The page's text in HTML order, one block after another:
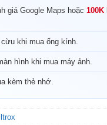
giá Google Maps hoặc 100K
khi mua ống kính.
hình khi mua máy ảnh.
kèm thẻ nhớ.